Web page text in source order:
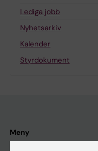
Lediga jobb
Nyhetsarkiv
Kalender
Styrdokument
Meny